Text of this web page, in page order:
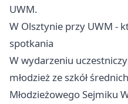
UWM.
W Olsztynie przy UWM -
spotkania
W wydarzeniu
młodzież ze szkół
Młodzieżowego Sejmiku